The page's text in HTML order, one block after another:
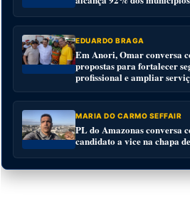
EDUARDO BRAGA
Em Anori, Omar conversa
propostas para fortalecer
profissional e ampliar
MARIA DO CARMO SEFFAIR
PL do Amazonas conversa
candidato a vice na chapa